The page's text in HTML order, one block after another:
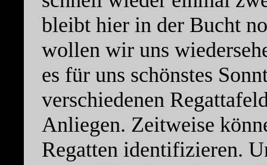
bleibt hier in der Bucht
wollen wir uns
es für uns schönstes
verschiedenen
Anliegen. Zeitweise
Regatten identifizieren.